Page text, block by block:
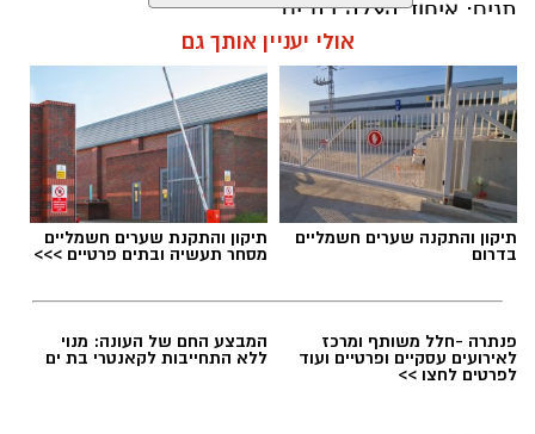
משמעותי בשירותי התחבורה הציבורית, מדובר
בעיקר בהכבדה כלכלית נוספת על הציבור.
תגים:איחוד הצלה בת ים
אולי יעניין אותך גם
תיקון והתקנה שערים חשמליים
בדרום
תיקון והתקנת שערים חשמליים
מסחר תעשיה ובתים פרטיים >>>